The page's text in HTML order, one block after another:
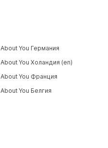
About You Германия
About You Холандия (en)
About You Франция
About You Белгия